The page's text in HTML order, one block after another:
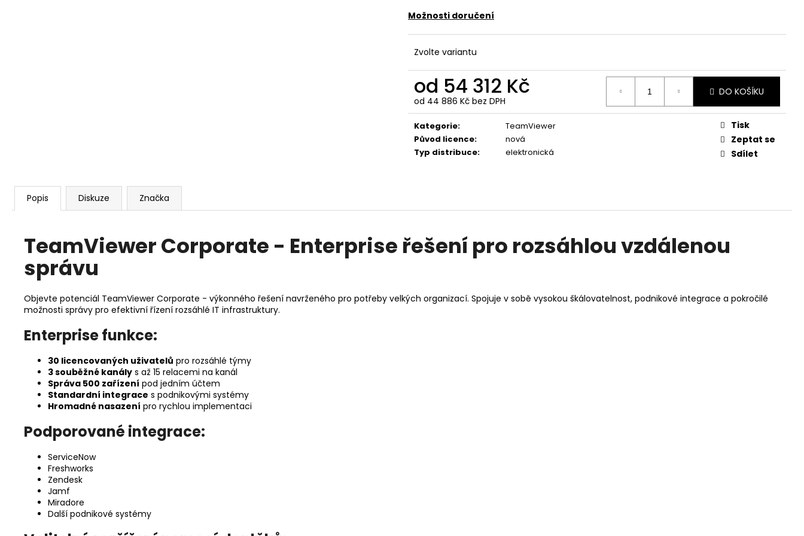
Možnosti doručení
Zvolte variantu
od 54 312 Kč
od 44 886 Kč bez DPH
Měrná
cena:
DO KOŠÍKU
Kategorie:
TeamViewer
Původ licence:
nová
Typ distribuce: elektronická
Tisk
Zeptat se
Sdílet
Popis Diskuze Značka
TeamViewer Corporate - Enterprise řešení pro rozsáhlou vzdálenou
správu
Objevte potenciál TeamViewer Corporate - výkonného řešení navrženého pro potřeby velkých organizací. Spojuje v sobě vysokou škálovatelnost, podnikové integrace a pokročilé
možnosti správy pro efektivní řízení rozsáhlé IT infrastruktury.
Enterprise funkce:
30 licencovaných uživatelů pro rozsáhlé týmy
3 souběžné kanály s až 15 relacemi na kanál
Správa 500 zařízení pod jedním účtem
Standardní integrace s podnikovými systémy
Hromadné nasazení pro rychlou implementaci
Podporované integrace:
ServiceNow
Freshworks
Zendesk
Jamf
Miradore
Další podnikové systémy
ZAŘÍZENÍ / 1 UŽIVATEL